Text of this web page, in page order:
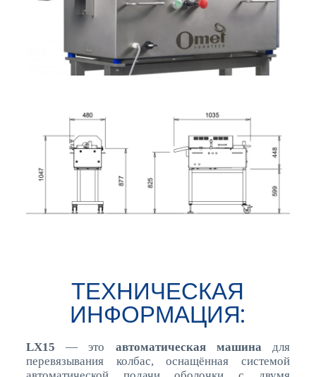
ТЕХНИЧЕСКАЯ
ИНФОРМАЦИЯ:
LX15— это автоматическая машинадля
перевязывания колбас, оснащённая системой